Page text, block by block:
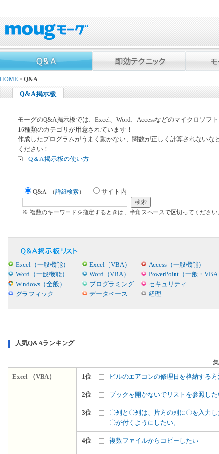
HOME > Q&A
Q&A掲示板
モーグのQ&A掲示板では、Excel、Word、Accessなどのマイクロソフ
16種類のカテゴリが用意されています！
作成したプログラムがうまく動かない、関数が正しく計算されないな
ください！
Q＆A 掲示板の使い方
Q&A （詳細検索） サイト内
※ 複数のキーワードを指定するときは、半角スペースで区切ってください
Excel（一般機能） Excel（VBA）
Access（一般機能）
Word（一般機能）
Word（VBA）
PowerPoint（一般・VBA
Windows（全般）
プログラミング
セキュリティ
グラフィック
データベース 経理
人気Q&Aランキング
Excel （VBA）
1位 ビルのエアコンの修理日を格納する方
2位 ブックを開かないでリストを参照した
3位
〇列と〇列は、片方の列に〇を入力
〇が付くようにしたい。
4位 複数ファイルからコピーしたい